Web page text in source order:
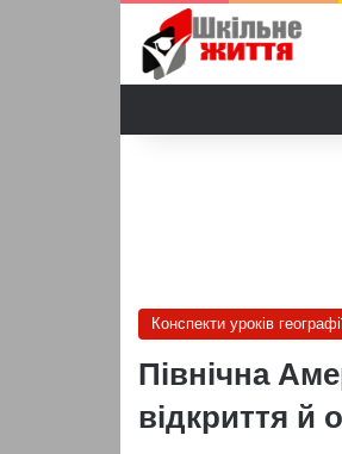
Конспекти уроків
Північна
відкриття й